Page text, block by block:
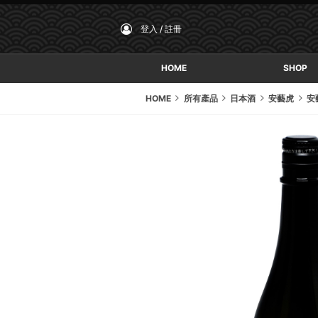
登入 / 註冊
HOME SHOP
HOME 所有產品 日本酒 安藝虎 安